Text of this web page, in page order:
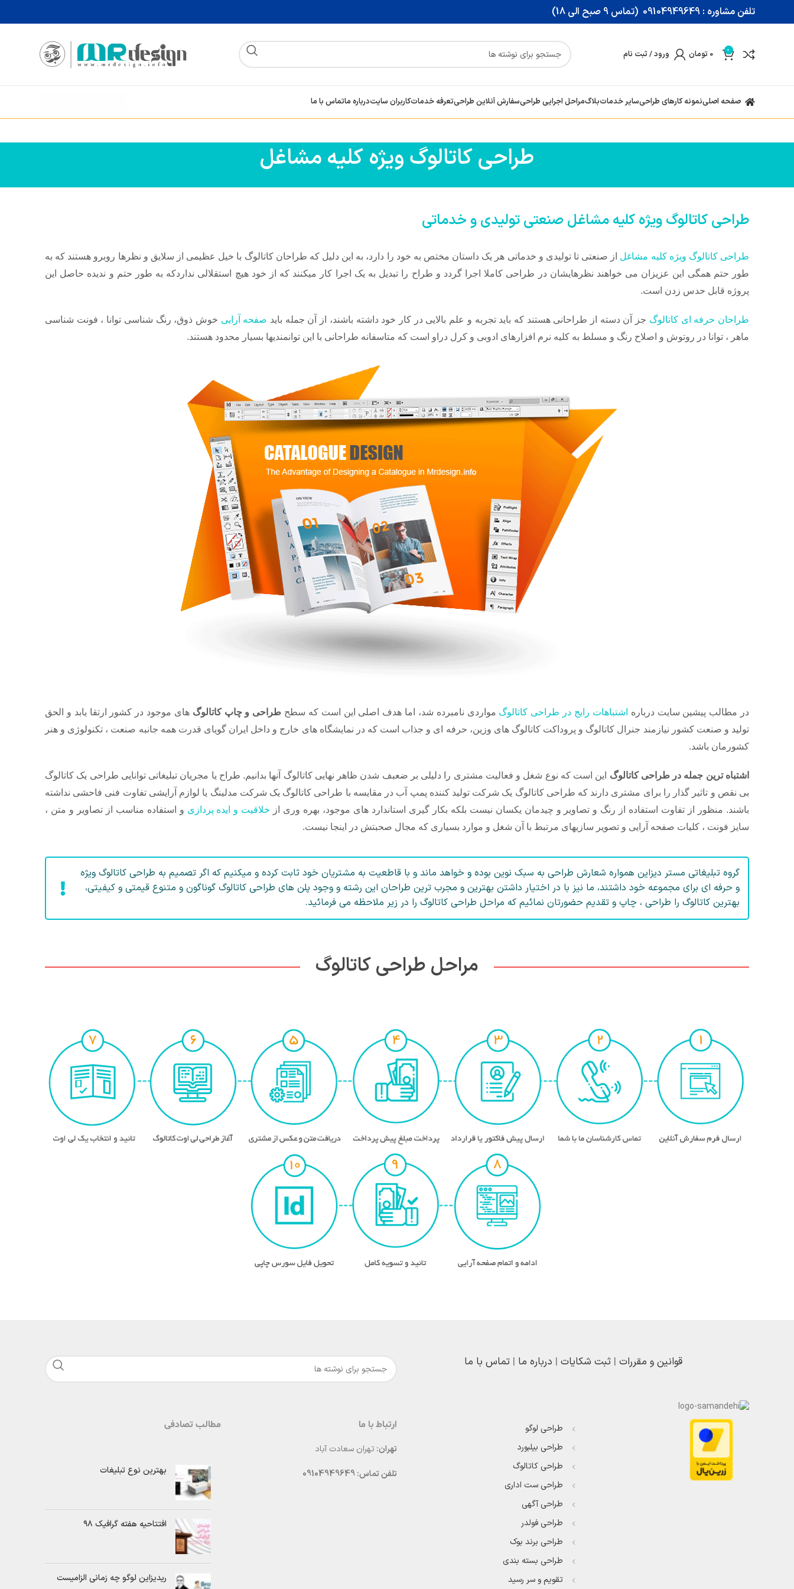
تلفن مشاوره : 09104949649 (تماس 9 صبح الی 18)
0
0 تومان ورود / ثبت نام
صفحه اصلینمونه کارهای طراحیسایر خدماتبلاگمراحل اجرایی طراحیسفارش آنلاین طراحیتعرفه خدماتکاربران سایتدرباره ماتماس با ما
طراحی کاتالوگ ویژه کلیه مشاغل
طراحی کاتالوگ ویژه کلیه مشاغل صنعتی تولیدی و خدماتی
طراحی کاتالوگ ویژه کلیه مشاغل از صنعتی تا تولیدی و خدماتی هر یک داستان مختص به خود را دارد، به این دلیل که طراحان کاتالوگ با خیل عظیمی از سلایق و نظرها روبرو هستند که به
طور حتم همگی این عزیزان می خواهند نظرهایشان در طراحی کاملا اجرا گردد و طراح را تبدیل به یک اجرا کار میکنند که از خود هیچ استقلالی نداردکه به طور حتم و ندیده حاصل این
پروژه قابل حدس زدن است.
طراحان حرفه ای کاتالوگ جز آن دسته از طراحانی هستند که باید تجربه و علم بالایی در کار خود داشته باشند، از آن جمله باید صفحه آرایی خوش ذوق، رنگ شناسی توانا ، فونت شناسی
ماهر ، توانا در روتوش و اصلاح رنگ و مسلط به کلیه نرم افزارهای ادوبی و کرل دراو است که متاسفانه طراحانی با این توانمندیها بسیار محدود هستند.
در مطالب پیشین سایت درباره اشتباهات رایج در طراحی کاتالوگ مواردی نامبرده شد، اما هدف اصلی این است که سطح طراحی و چاپ کاتالوگ های موجود در کشور ارتقا یابد و الحق
تولید و صنعت کشور نیازمند جنرال کاتالوگ و پروداکت کاتالوگ های وزین، حرفه ای و جذاب است که در نمایشگاه های خارج و داخل ایران گویای قدرت همه جانبه صنعت ، تکنولوژی و هنر
کشورمان باشد.
اشتباه ترین جمله در طراحی کاتالوگ این است که نوع شغل و فعالیت مشتری را دلیلی بر ضعبف شدن ظاهر نهایی کاتالوگ آنها بدانیم. طراح یا مجریان تبلیغاتی توانایی طراحی یک کاتالوگ
بی نقص و تاثیر گذار را برای مشتری دارند که طراحی کاتالوگ یک شرکت تولید کننده پمپ آب در مقایسه با طراحی کاتالوگ یک شرکت مدلینگ یا لوازم آرایشی تفاوت فنی فاحشی نداشته
باشند. منظور از تفاوت استفاده از رنگ و تصاویر و چیدمان یکسان نیست بلکه بکار گیری استاندارد های موجود، بهره وری از خلاقیت و ایده پردازی و استفاده مناسب از تصاویر و متن ،
سایز فونت ، کلیات صفحه آرایی و تصویر سازیهای مرتبط با آن شغل و موارد بسیاری که مجال صحبتش در اینجا نیست.
گروه تبلیغاتی مستر دیزاین همواره شعارش طراحی به سبک نوین بوده و خواهد ماند و با قاطعیت به مشتریان خود ثابت کرده و میکنیم که اگر تصمیم به طراحی کاتالوگ ویژه
و حرفه ای برای مجموعه خود داشتند، ما نیز با در اختیار داشتن بهترین و مجرب ترین طراحان این رشته و وجود پلن های طراحی کاتالوگ گوناگون و متنوع قیمتی و کیفیتی،
بهترین کاتالوگ را طراحی ، چاپ و تقدیم حضورتان نمائیم که مراحل طراحی کاتالوگ را در زیر ملاحظه می فرمائید.
مراحل طراحی کاتالوگ
قوانین و مقررات |ثبت شکایات | درباره ما |تماس با ما
طراحی لوگو
طراحی بیلبورد
طراحی کاتالوگ
طراحی ست اداری
طراحی آگهی
طراحی فولدر
طراحی برند بوک
طراحی بسته بندی
تقویم و سر رسید
ارتباط با ما
تهران: تهران سعادت آباد
تلفن تماس: 09104949649
مطالب تصادفی
بهترین نوع تبلیغات
افتتاحیه هفته گرافیک ۹۸
ریدیزاین لوگو چه زمانی الزامیست